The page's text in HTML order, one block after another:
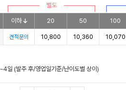
별도
이하 20 50 100
견적문의 10,800 10,360 10,070
일 (발주 후/영업일기준/난이도별 상이)